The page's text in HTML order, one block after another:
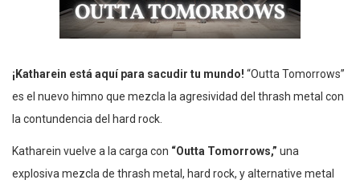
¡Katharein está aquí para sacudir tu mundo! “Outta Tomorrows”
es el nuevo himno que mezcla la agresividad del thrash metal con
la contundencia del hard rock.
Katharein vuelve a la carga con “Outta Tomorrows,” una
explosiva mezcla de thrash metal, hard rock, y alternative metal